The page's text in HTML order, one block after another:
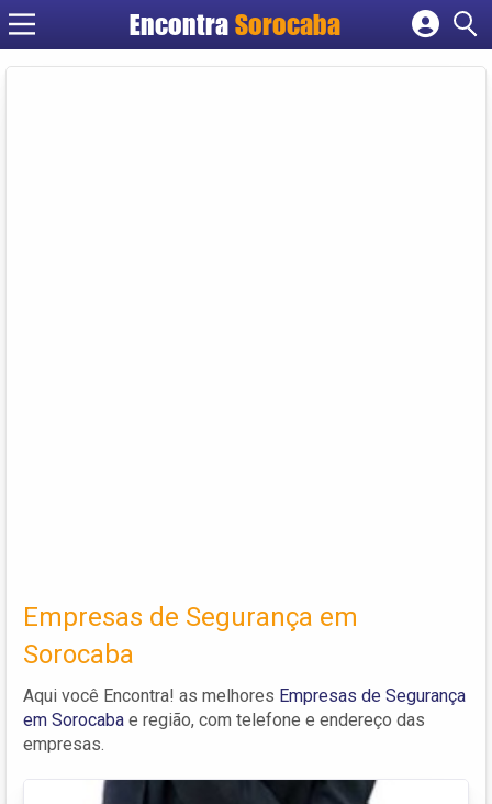
EncontraSorocaba
Cadastrar empresa
Empresas de Segurança em
Sorocaba
Aqui você Encontra! as melhores Empresas de Segurança
em Sorocaba e região, com telefone e endereço das
empresas.